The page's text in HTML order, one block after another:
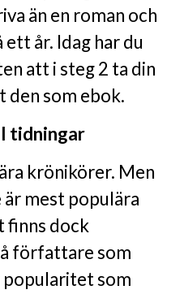
än en roman och
år. Idag har du
att i steg 2 ta din
den som ebok.
tidningar
krönikörer. Men
mest populära
finns dock
författare som
popularitet som